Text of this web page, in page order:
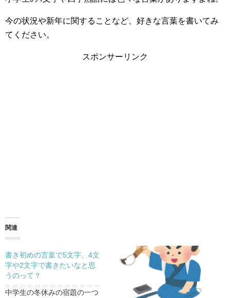
今の状況や新年に関することなど、好きな言葉を書いてみ
てください。
スポンサーリンク
関連
書き初めの言葉で5文字、4文
字や2文字で書きたいなと思
うのって？
中学生の冬休みの宿題の一つ